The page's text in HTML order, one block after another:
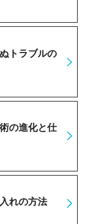
トラブルの
の進化と仕
れの方法